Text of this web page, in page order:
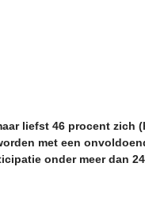
liefst 46 procent zich
met een
onder meer dan